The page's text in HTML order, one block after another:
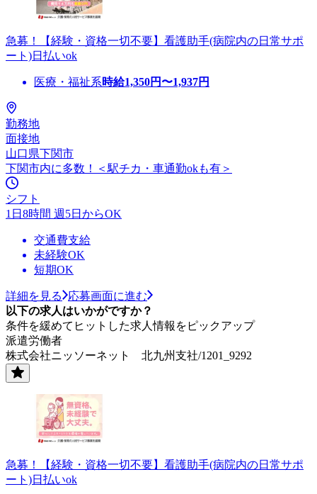
急募！【経験・資格一切不要】看護助手(病院内の日常サポ
ート)日払いok
医療・福祉系時給1,350円〜1,937円
勤務地
面接地
山口県下関市
下関市内に多数！＜駅チカ・車通勤okも有＞
シフト
1日8時間 週5日からOK
交通費支給
未経験OK
短期OK
詳細を見る
応募画面に進む
以下の求人はいかがですか？
条件を緩めてヒットした求人情報をピックアップ
派遣労働者
株式会社ニッソーネット 北九州支社/1201_9292
急募！【経験・資格一切不要】看護助手(病院内の日常サポ
ート)日払いok